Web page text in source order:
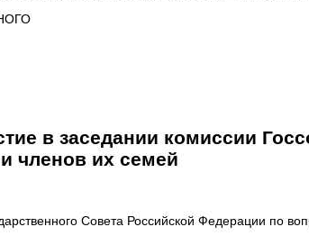
в заседании комиссии
членов их семей
Совета Российской Федерации по